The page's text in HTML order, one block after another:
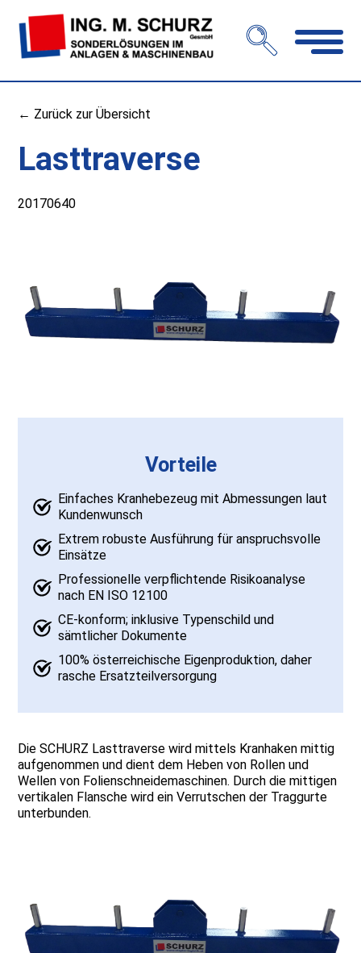
← Zurück zur Übersicht
Lasttraverse
20170640
Vorteile
Einfaches Kranhebezeug mit Abmessungen laut
Kundenwunsch
Extrem robuste Ausführung für anspruchsvolle
Einsätze
Professionelle verpflichtende Risikoanalyse
nach EN ISO 12100
CE-konform; inklusive Typenschild und
sämtlicher Dokumente
100% österreichische Eigenproduktion, daher
rasche Ersatzteilversorgung
Die SCHURZ Lasttraverse wird mittels Kranhaken mittig
aufgenommen und dient dem Heben von Rollen und
Wellen von Folienschneidemaschinen. Durch die mittigen
vertikalen Flansche wird ein Verrutschen der Traggurte
unterbunden.